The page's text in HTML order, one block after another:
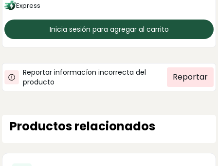
Express
Inicia sesión para agregar al carrito
Reportar informacíon incorrecta del
producto
Reportar
Productos relacionados